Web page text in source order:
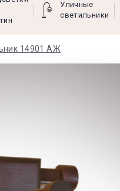
Уличные
светильники
14901 АЖ